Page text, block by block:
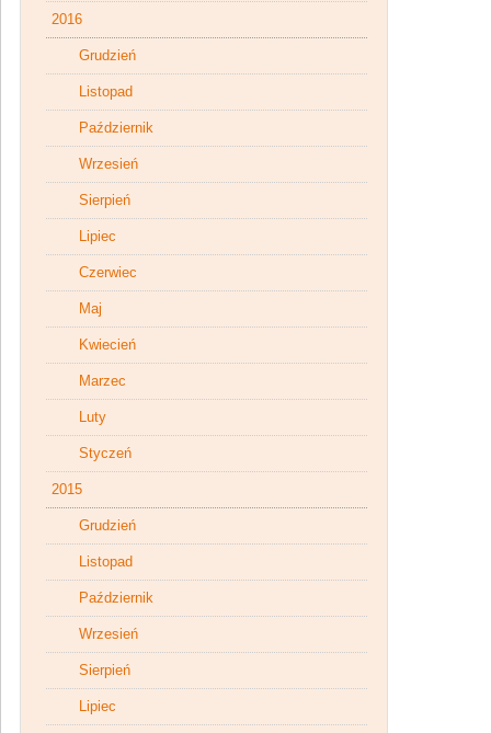
2016
Grudzień
Listopad
Październik
Wrzesień
Sierpień
Lipiec
Czerwiec
Maj
Kwiecień
Marzec
Luty
Styczeń
2015
Grudzień
Listopad
Październik
Wrzesień
Sierpień
Lipiec